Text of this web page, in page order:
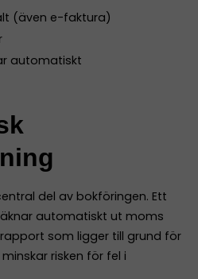
(även e-faktura)
automatiskt
del av bokföringen. Ett
automatiskt ut moms
som ligger till grund för
risken för fel i